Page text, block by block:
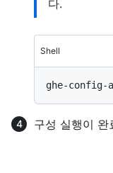
다.
Shell
구성 실행이 완